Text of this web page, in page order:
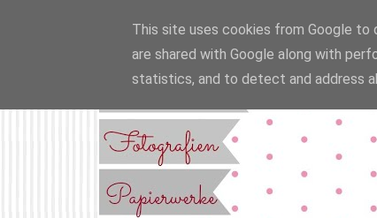
This site uses cookies from Google to
are shared with Google along with
statistics, and to detect and address